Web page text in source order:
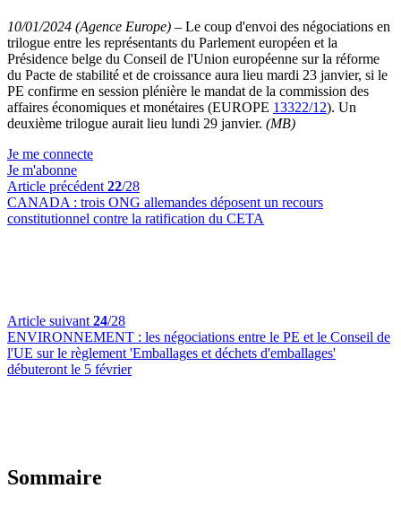
10/01/2024 (Agence Europe) – Le coup d'envoi des négociations en
trilogue entre les représentants du Parlement européen et la
Présidence belge du Conseil de l'Union européenne sur la réforme
du Pacte de stabilité et de croissance aura lieu mardi 23 janvier, si le
PE confirme en session plénière le mandat de la commission des
affaires économiques et monétaires (EUROPE 13322/12). Un
deuxième trilogue aurait lieu lundi 29 janvier. (MB)
Je me connecte
Je m'abonne
Article précédent 22/28
CANADA : trois ONG allemandes déposent un recours
constitutionnel contre la ratification du CETA
Article suivant 24/28
ENVIRONNEMENT : les négociations entre le PE et le Conseil de
l'UE sur le règlement 'Emballages et déchets d'emballages'
débuteront le 5 février
Sommaire